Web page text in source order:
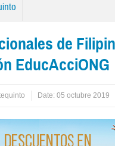
de
EducAcciONG
Date:05 octubre 2019